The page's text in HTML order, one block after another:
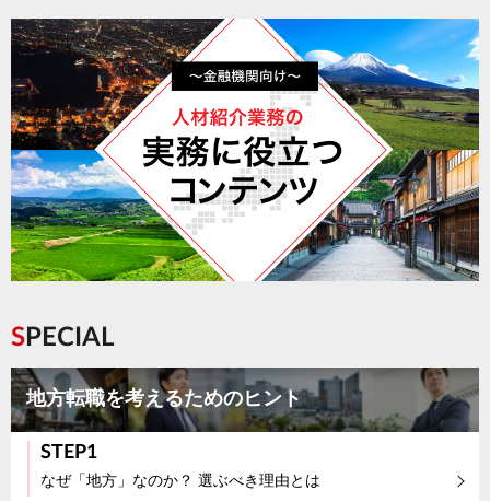
SPECIAL
地方転職を考えるためのヒント
STEP1
なぜ「地方」なのか？ 選ぶべき理由とは